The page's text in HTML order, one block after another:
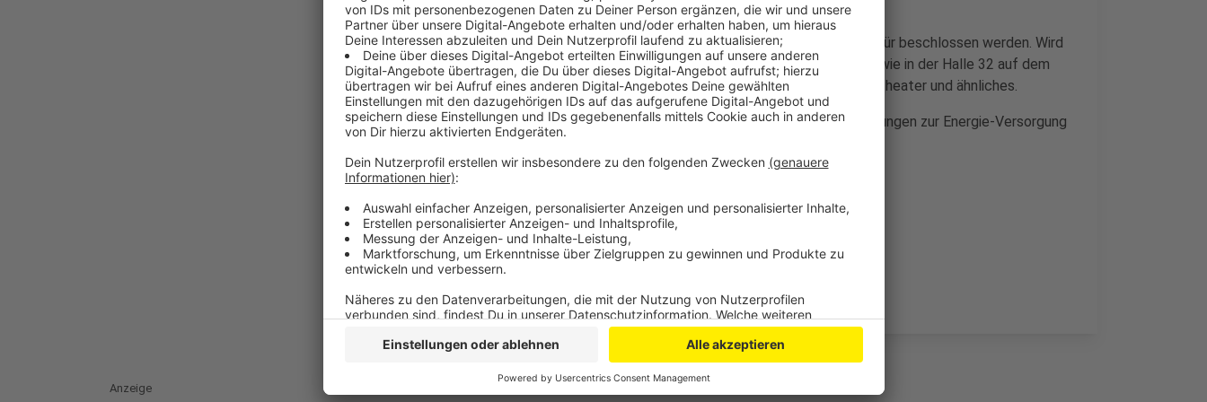
Im Zanders-Ausschuss am Donnerstag soll der Förder-Antrag dafür beschlossen werden. Wird
der bewilligt, so wünscht sich Bürgermeister Frank Stein, ähnlich wie in der Halle 32 auf dem
Steinmüller-Gelände in Gummersbach, einen Raum für Konzerte, Theater und ähnliches.
Des weiteren geht es im Ausschuss u.a. um Grundsatz-Entscheidungen zur Energie-Versorgung
auf dem 36 Hektar großen Gelände.
Anzeige
Anzeige